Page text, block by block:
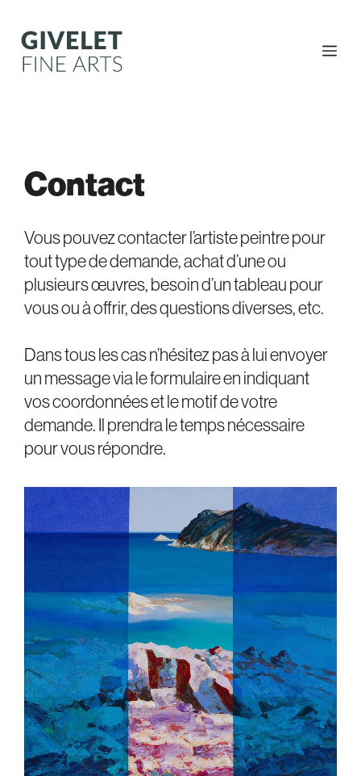
contenu
Contact
Vous pouvez contacter l’artiste peintre pour
tout type de demande, achat d’une ou
plusieurs œuvres, besoin d’un tableau pour
vous ou à offrir, des questions diverses, etc.
Dans tous les cas n’hésitez pas à lui envoyer
un message via le formulaire en indiquant
vos coordonnées et le motif de votre
demande. Il prendra le temps nécessaire
pour vous répondre.